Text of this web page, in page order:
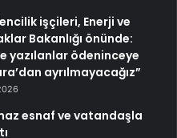
işçileri, Enerji ve
Bakanlığı önünde:
yazılanlar ödeninceye
ayrılmayacağız”
esnaf ve vatandaşla